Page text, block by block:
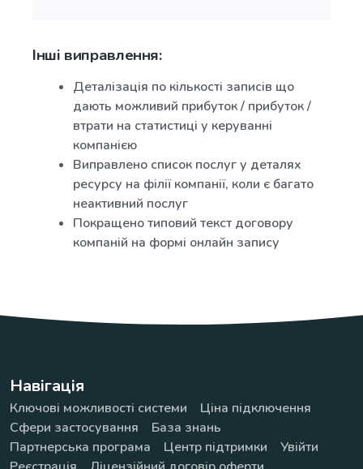
Інші виправлення:
Деталізація по кількості записів що
дають можливий прибуток / прибуток /
втрати на статистиці у керуванні
компанією
Виправлено список послуг у деталях
ресурсу на філії компанії, коли є багато
неактивний послуг
Покращено типовий текст договору
компаній на формі онлайн запису
Навігація
Ключові можливості системи
Ціна підключення
Сфери застосування
База знань
Партнерська програма
Центр підтримки
Увійти